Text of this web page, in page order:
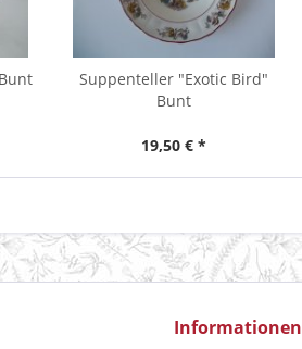
Suppenteller "Exotic Bird"
Bunt
19,50 € *
Informationen